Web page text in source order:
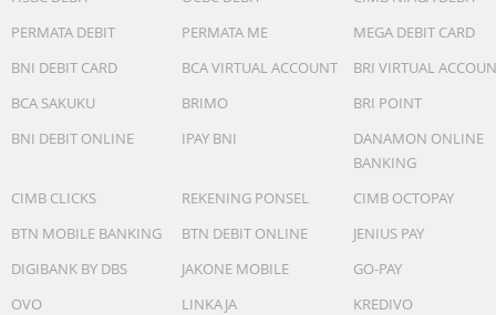
1x Gagang
1x Charging Base
1x Cairan Pembersih
1x Roller Cadangan
PERMATA DEBIT
PERMATA ME
MEGA DEBIT CARD
BNI DEBIT CARD
BCA VIRTUAL ACCOUNT
BRI VIRTUAL
BCA SAKUKU
BRIMO
BRI POINT
BNI DEBIT ONLINE
IPAY BNI
DANAMON ONLINE
BANKING
CIMB CLICKS
REKENING PONSEL
CIMB OCTOPAY
BTN MOBILE BANKING
BTN DEBIT ONLINE
JENIUS PAY
DIGIBANK BY DBS
JAKONE MOBILE
GO-PAY
OVO
LINKAJA
KREDIVO